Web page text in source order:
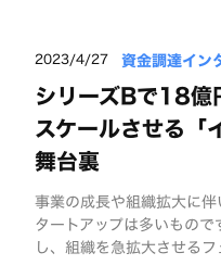
2023/4/27 資金調達イン
シリーズBで18億
スケールさせる「
舞台裏
事業の成長や組織拡大に
タートアップは多いもの
し、組織を急拡大させるフ